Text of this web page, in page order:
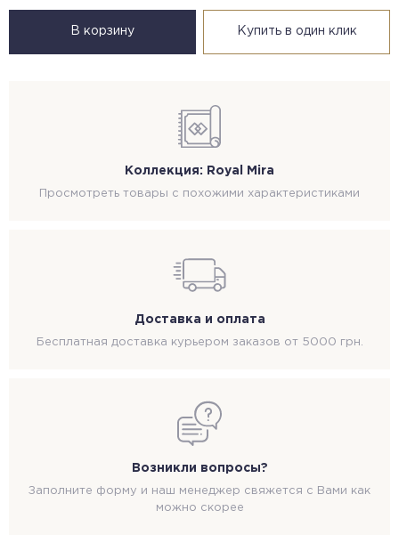
В корзину Купить в один клик
Коллекция: Royal Mira
Просмотреть товары с похожими характеристиками
Доставка и оплата
Бесплатная доставка курьером заказов от 5000 грн.
Возникли вопросы?
Заполните форму и наш менеджер свяжется с Вами как
можно скорее